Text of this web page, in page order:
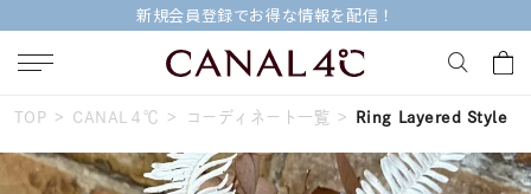
新規会員登録でお得な情報を配信！
キーワードで検索する
TOP CANAL４℃ コーディネート一覧 Ring Layered Style